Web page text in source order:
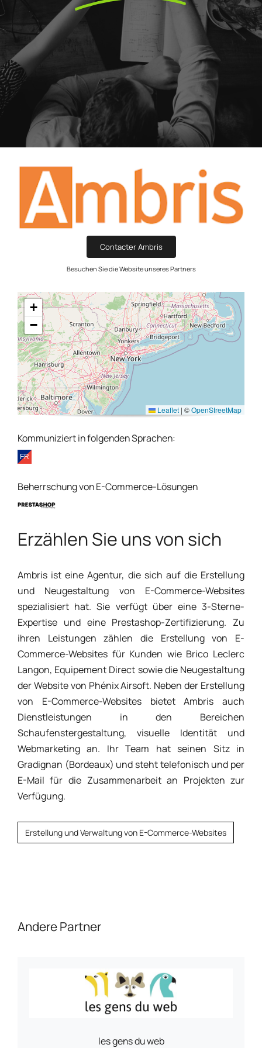
Contacter Ambris
Besuchen Sie die Website unseres Partners
+
−
Leaflet | ©OpenStreetMap
Kommuniziert in folgenden Sprachen:
Beherrschung von E-Commerce-Lösungen
Erzählen Sie uns von sich
Ambris ist eine Agentur, die sich auf die Erstellung
und Neugestaltung von E-Commerce-Websites
spezialisiert hat. Sie verfügt über eine 3-Sterne-
Expertise und eine Prestashop-Zertifizierung. Zu
ihren Leistungen zählen die Erstellung von E-
Commerce-Websites für Kunden wie Brico Leclerc
Langon, Equipement Direct sowie die Neugestaltung
der Website von Phénix Airsoft. Neben der Erstellung
von E-Commerce-Websites bietet Ambris auch
Dienstleistungen in den Bereichen
Schaufenstergestaltung, visuelle Identität und
Webmarketing an. Ihr Team hat seinen Sitz in
Gradignan (Bordeaux) und steht telefonisch und per
E-Mail für die Zusammenarbeit an Projekten zur
Verfügung.
Erstellung und Verwaltung von E-Commerce-Websites
Andere Partner
les gens du web